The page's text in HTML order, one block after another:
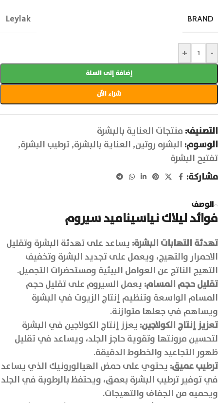
BRAND
Leylak
-
+
إضافة إلى السلة
شراء الآن
التصنيف: منتجات العناية بالبشرة
الوسوم: البشره روتين, العناية بالبشرة,ترطيب البشرة,
تفتيح البشرة
مشاركة:
الوصف
فوائد ليلاك نياسيناميد سيروم
تهدئة التهابات البشرة: يساعد على تهدئة البشرة وتقليل
الاحمرار والتهيج، ويعمل على تجديد البشرة وتخفيف
التهيج الناتج عن العوامل البيئية ومستحضرات التجميل.
تقليل حجم المسام: يعمل السيروم على تقليل حجم
المسام الواسعة وتنظيم إنتاج الزيوت في البشرة
ويساهم في جعلها متوازنة.
تعزيز إنتاج الكولاجين: يعزز إنتاج الكولاجين في البشرة
لتحسين مرونتها وتقوية حاجز الجلد، ويساعد في تقليل
ظهور التجاعيد والخطوط الدقيقة.
ترطيب عميق: يحتوي على حمض الهيالورونيك الذي يساعد
في توفير ترطيب البشرة بعمق، ويحتفظ بالرطوبة في الجلد
ويحميه من الجفاف والتهيجات.